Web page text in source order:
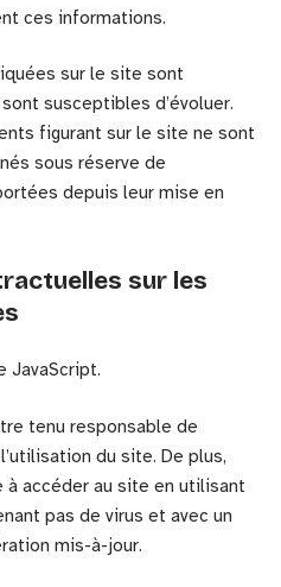
ces informations.
sur le site sont
susceptibles d’évoluer.
figurant sur le site ne sont
sous réserve de
depuis leur mise en
sur les
JavaScript.
tenu responsable de
du site. De plus,
à accéder au site en utilisant
pas de virus et avec un
mis-à-jour.